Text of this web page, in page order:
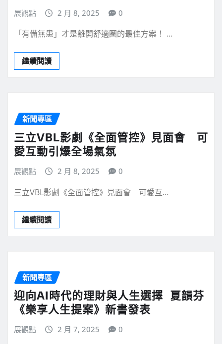
展觀點 2 月 8, 2025 0
「有備無患」才是離開舒適圈的最佳方案！ …
繼續閱讀
新聞專區
三立VBL影劇《全面管控》見面會 可
愛互動引爆全場氣氛
展觀點 2 月 8, 2025 0
三立VBL影劇《全面管控》見面會 可愛互…
繼續閱讀
新聞專區
迎向AI時代的理財與人生選擇 夏韻芬
《樂享人生提案》新書發表
展觀點 2 月 7, 2025 0